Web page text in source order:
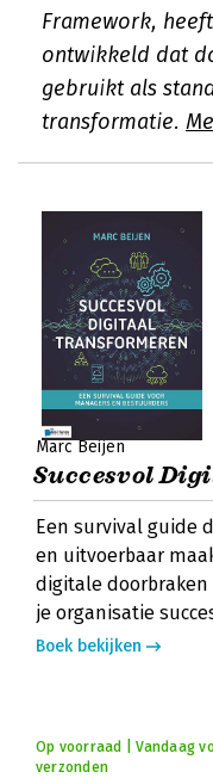
Framework,
ontwikkeld dat
gebruikt als
transformatie.
Marc Beijen
Succesvol
Een survival guide
en uitvoerbaar
digitale
je organisatie
Boek bekijken
Op voorraad | Vandaag
verzonden